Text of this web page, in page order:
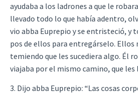
ayudaba a los ladrones a que le
llevado todo lo que había adentro,
vio abba Euprepio y se entristeció, y
pos de ellos para entregárselo.
temiendo que les sucediera algo. Él
viajaba por el mismo camino, que
3. Dijo abba Euprepio: “Las cosas